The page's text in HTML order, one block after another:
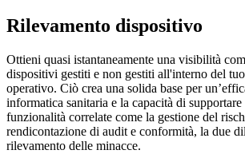
Rilevamento dispositivo
Ottieni quasi istantaneamente una visibilità
dispositivi gestiti e non gestiti all'interno del
operativo. Ciò crea una solida base per
informatica sanitaria e la capacità di
funzionalità correlate come la gestione del
rendicontazione di audit e conformità, la due
rilevamento delle minacce.